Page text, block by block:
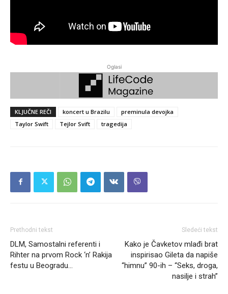
Oglasi
KLJUČNE REČI koncert u Brazilu
preminula devojka
Taylor Swift
Tejlor Svift tragedija
Prethodni tekst
DLM, Samostalni referenti i
Rihter na prvom Rock ‘n’ Rakija
festu u Beogradu…
Sledeći tekst
Kako je Čavketov mlađi brat
inspirisao Gileta da napiše
“himnu” 90-ih – “Seks, droga,
nasilje i strah”